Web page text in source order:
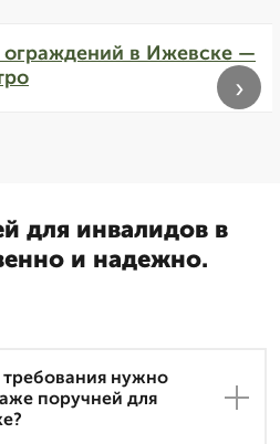
в Ижевске —
›
для инвалидов в
и надежно.
нужно
поручней для